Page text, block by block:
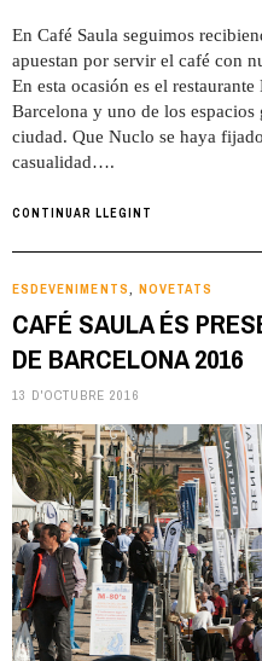
En Café Saula seguimos
apuestan por servir el café con
En esta ocasión es el
Barcelona y uno de los
ciudad. Que Nuclo se haya
casualidad….
CONTINUAR LLEGINT
ESDEVENIMENTS NOVETATS
CAFÉ SAULA ÉS
DE BARCELONA 2016
13 D'OCTUBRE 2016